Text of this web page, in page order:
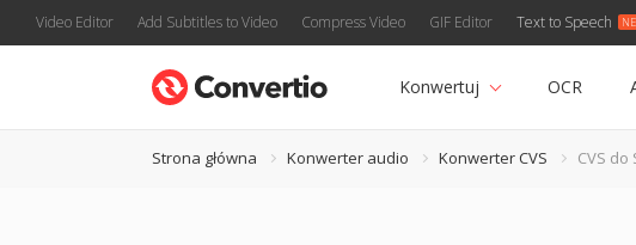
Video Editor Add Subtitles to Video Compress Video GIF Editor Text to Speech
Konwertuj OCR
Strona główna Konwerter audio Konwerter CVS CVS do